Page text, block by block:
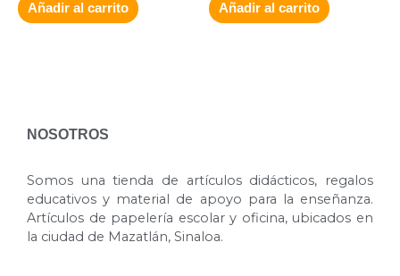
Añadir al carrito Añadir al carrito
NOSOTROS
Somos una tienda de artículos didácticos, regalos
educativos y material de apoyo para la enseñanza.
Artículos de papelería escolar y oficina, ubicados en
la ciudad de Mazatlán, Sinaloa.